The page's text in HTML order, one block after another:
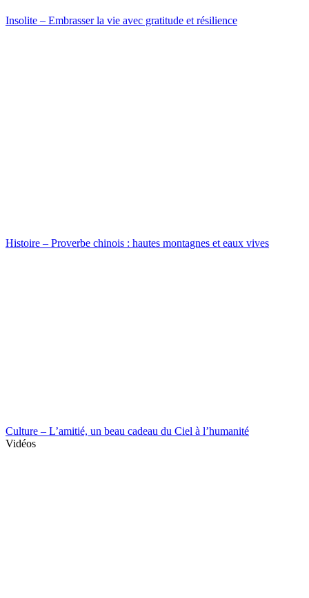
Insolite – Embrasser la vie avec gratitude et résilience
Histoire – Proverbe chinois : hautes montagnes et eaux vives
Culture – L’amitié, un beau cadeau du Ciel à l’humanité
Vidéos